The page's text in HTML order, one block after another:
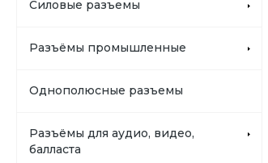
Силовые разъемы
Разъёмы промышленные
Однополюсные разъемы
Разъёмы для аудио, видео,
балласта